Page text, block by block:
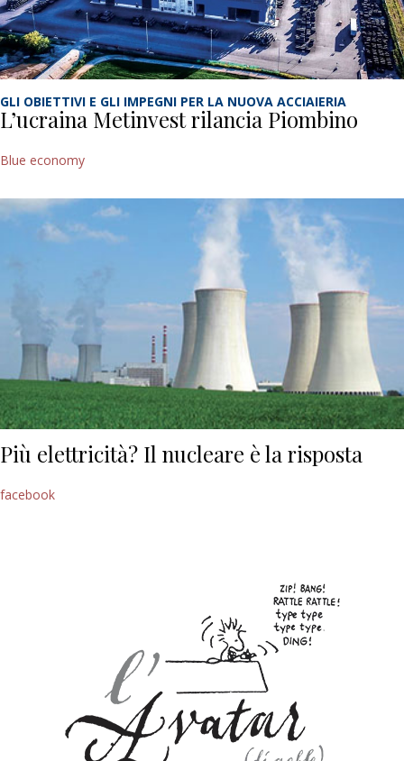
GLI OBIETTIVI E GLI IMPEGNI PER LA NUOVA ACCIAIERIA
L’ucraina Metinvest rilancia Piombino
Blue economy
Più elettricità? Il nucleare è la risposta
facebook